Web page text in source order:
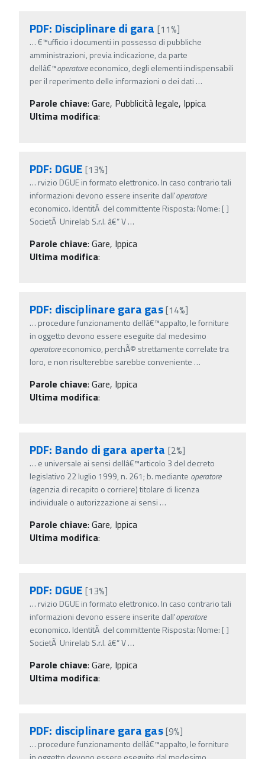
PDF: Disciplinare di gara [11%]
…€™ufficio i documenti in possesso di pubbliche
amministrazioni, previa indicazione, da parte
dellâ€™operatoreeconomico, degli elementi indispensabili
per il reperimento delle informazioni o dei dati …
Parole chiave: Gare, Pubblicità legale, Ippica
Ultima modifica:
PDF: DGUE[13%]
… rvizio DGUE in formato elettronico. In caso contrario tali
informazioni devono essere inserite dall'operatore
economico. IdentitÃ del committente Risposta: Nome: [ ]
SocietÃ Unirelab S.r.l. â€“ V…
Parole chiave: Gare, Ippica
Ultima modifica:
PDF: disciplinare gara gas[14%]
… procedure funzionamento dellâ€™appalto, le forniture
in oggetto devono essere eseguite dal medesimo
operatoreeconomico, perchÃ© strettamente correlate tra
loro, e non risulterebbe sarebbe conveniente …
Parole chiave: Gare, Ippica
Ultima modifica:
PDF: Bando di gara aperta [2%]
… e universale ai sensi dellâ€™articolo 3 del decreto
legislativo 22 luglio 1999, n. 261; b. mediante operatore
(agenzia di recapito o corriere) titolare di licenza
individuale o autorizzazione ai sensi …
Parole chiave: Gare, Ippica
Ultima modifica:
PDF: DGUE[13%]
… rvizio DGUE in formato elettronico. In caso contrario tali
informazioni devono essere inserite dall'operatore
economico. IdentitÃ del committente Risposta: Nome: [ ]
SocietÃ Unirelab S.r.l. â€“ V…
Parole chiave: Gare, Ippica
Ultima modifica:
PDF: disciplinare gara gas[9%]
… procedure funzionamento dellâ€™appalto, le forniture